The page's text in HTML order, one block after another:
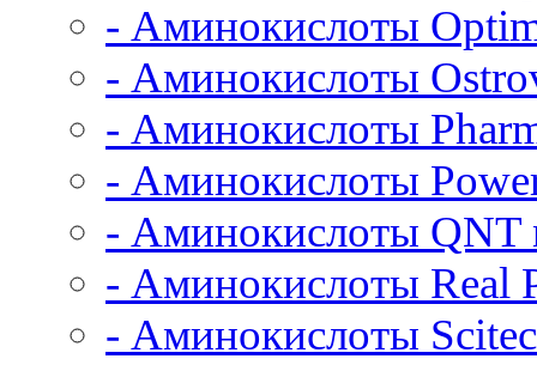
- Аминокислоты
- Аминокислоты
- Аминокислоты
- Аминокислоты
- Аминокислоты QNT
- Аминокислоты Real
- Аминокислоты Scitec